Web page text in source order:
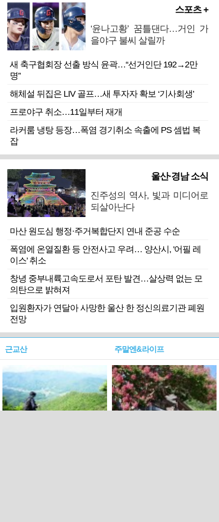
스포츠 +
‘윤나고황’ 꿈틀댄다…거인 가
을야구 불씨 살릴까
새 축구협회장 선출 방식 윤곽…“선거인단 192→2만
명”
해체설 뒤집은 LIV 골프…새 투자자 확보 ‘기사회생’
프로야구 취소…11일부터 재개
라커룸 냉탕 등장…폭염 경기취소 속출에 PS 셈법 복
잡
울산·경남 소식
진주성의 역사, 빛과 미디어로
되살아난다
마산 원도심 행정·주거복합단지 연내 준공 수순
폭염에 온열질환 등 안전사고 우려… 양산시, '어필 레
이스' 취소
창녕 중부내륙고속도로서 포탄 발견…살상력 없는 모
의탄으로 밝혀져
입원환자가 연달아 사망한 울산 한 정신의료기관 폐원
전망
근교산 주말엔&라이프